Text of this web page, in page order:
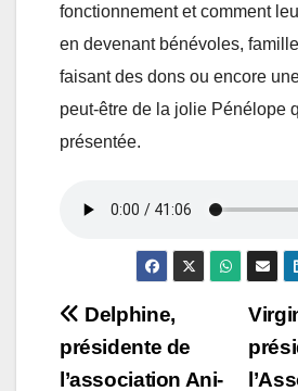
fonctionnement et comment
en devenant bénévoles,
faisant des dons ou encore
peut-être de la jolie Pénélope
présentée.
Navigation
de
Delphine,
présidente de
l’association Ani-